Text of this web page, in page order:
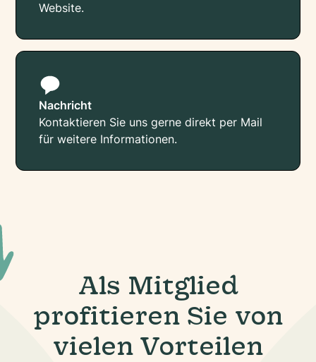
Website.
Nachricht
Kontaktieren Sie uns gerne direkt per Mail
für weitere Informationen.
Als Mitglied
profitieren Sie von
vielen Vorteilen